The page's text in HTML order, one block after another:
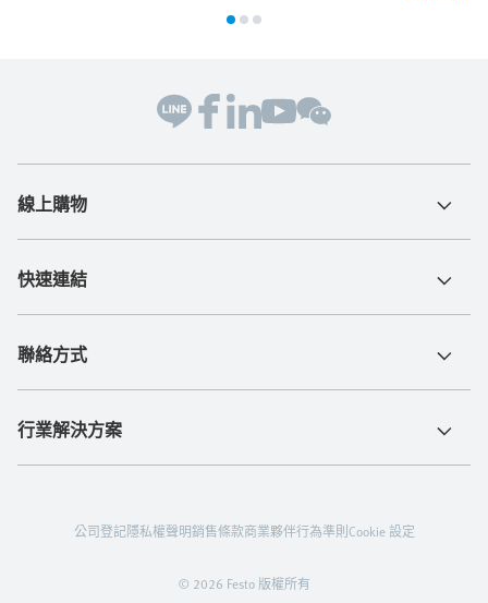
線上購物
快速連結
聯絡方式
行業解決方案
© 2026 Festo 版權所有
公司登記隱私權聲明銷售條款商業夥伴行為準則 Cookie 設定